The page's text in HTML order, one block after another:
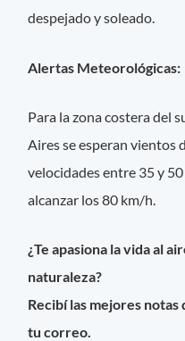
despejado y soleado.
Alertas Meteorológicas:
Para la zona costera del
Aires se esperan vientos
velocidades entre 35 y
alcanzar los 80 km/h.
¿Te apasiona la vida al
naturaleza?
Recibí las mejores notas
tu correo.